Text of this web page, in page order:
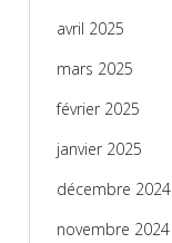
avril 2025
mars 2025
février 2025
janvier 2025
décembre 2024
novembre 2024